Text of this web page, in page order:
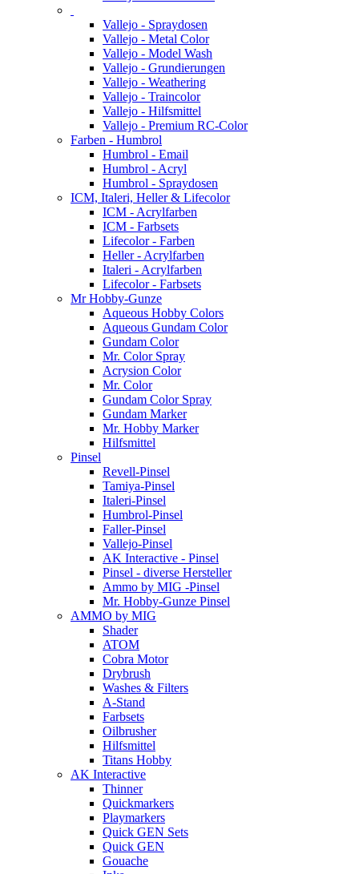
Vallejo - Spraydosen
Vallejo - Metal Color
Vallejo - Model Wash
Vallejo - Grundierungen
Vallejo - Weathering
Vallejo - Traincolor
Vallejo - Hilfsmittel
Vallejo - Premium RC-Color
Farben - Humbrol
Humbrol - Email
Humbrol - Acryl
Humbrol - Spraydosen
ICM, Italeri, Heller & Lifecolor
ICM - Acrylfarben
ICM - Farbsets
Lifecolor - Farben
Heller - Acrylfarben
Italeri - Acrylfarben
Lifecolor - Farbsets
Mr Hobby-Gunze
Aqueous Hobby Colors
Aqueous Gundam Color
Gundam Color
Mr. Color Spray
Acrysion Color
Mr. Color
Gundam Color Spray
Gundam Marker
Mr. Hobby Marker
Hilfsmittel
Pinsel
Revell-Pinsel
Tamiya-Pinsel
Italeri-Pinsel
Humbrol-Pinsel
Faller-Pinsel
Vallejo-Pinsel
AK Interactive - Pinsel
Pinsel - diverse Hersteller
Ammo by MIG -Pinsel
Mr. Hobby-Gunze Pinsel
AMMO by MIG
Shader
ATOM
Cobra Motor
Drybrush
Washes & Filters
A-Stand
Farbsets
Oilbrusher
Hilfsmittel
Titans Hobby
AK Interactive
Thinner
Quickmarkers
Playmarkers
Quick GEN Sets
Quick GEN
Gouache